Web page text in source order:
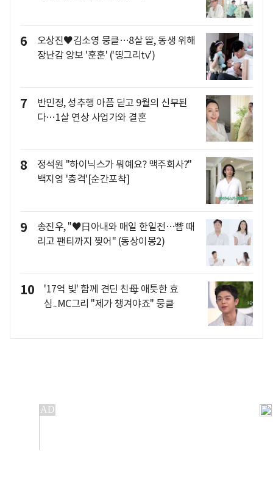
6
오상진♥김소영 뭉클…8살 딸, 동생 위해
장난감 양보 '훈훈' ('띵그리tv')
7
반민정, 성추행 아픔 딛고 9월의 신부된
다…1살 연상 사업가와 결혼
8
정석원 "하이닉스가 뭐예요? 맥주회사?"
백지영 '충격'[순간포착]
9
송진우, "♥日아내와 매일 한일전…뺨 때
리고 팬티까지 찢어" (동상이몽2)
10
'17억 빚' 함께 견딘 친母 애틋한 효
심..MC그리 "제가 챙겨야죠" 뭉클